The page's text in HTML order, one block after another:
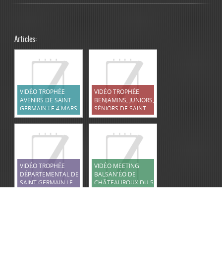
Articles:
VIDÉO TROPHÉE
AVENIRS DE SAINT
GERMAIN LE 4 MARS
2023
VIDÉO TROPHÉE
BENJAMINS, JUNIORS,
SÉNIORS DE SAINT
GERMAIN LE 5 MARS
2023
VIDÉO TROPHÉE
DÉPARTEMENTAL DE
SAINT GERMAIN LE
VIDÉO MEETING
BALSAN'ÉO DE
CHÂTEAUROUX DU 5